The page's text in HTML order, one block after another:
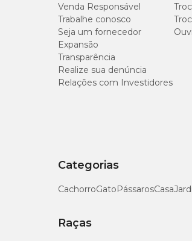
Venda Responsável
Trabalhe conosco
Seja um fornecedor
Expansão
Transparência
Realize sua denúncia
Relações com Investidores
Categorias
CachorroGatoPássarosCasa
Raças